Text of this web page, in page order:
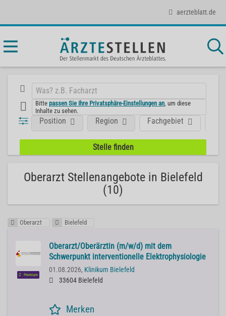
aerzteblatt.de
Bittepassen Sie Ihre Privatsphäre-Einstellungen an , um diese
Inhalte zu sehen.
Position Fachgebiet
Region
Oberarzt Stellenangebote in Bielefeld
(10)
Oberarzt Bielefeld
Premium
Oberarzt/Oberärztin (m/w/d) mit dem
Schwerpunkt interventionelle Elektrophysiologie
01.08.2026, Klinikum Bielefeld
33604 Bielefeld
Merken